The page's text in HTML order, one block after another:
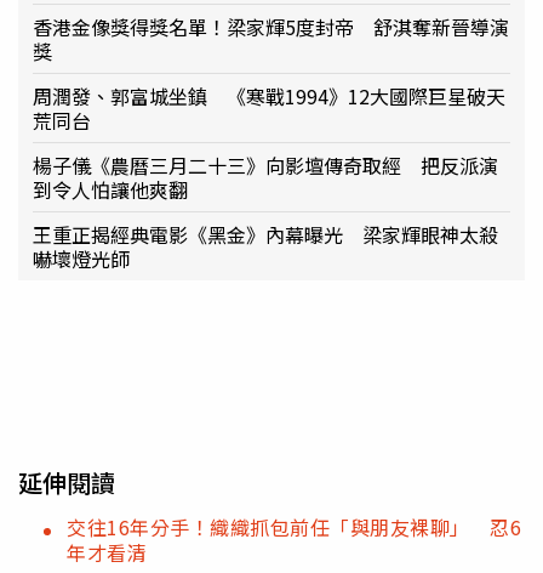
香港金像獎得獎名單！梁家輝5度封帝 舒淇奪新晉導演
獎
周潤發、郭富城坐鎮 《寒戰1994》12大國際巨星破天
荒同台
楊子儀《農曆三月二十三》向影壇傳奇取經 把反派演
到令人怕讓他爽翻
王重正揭經典電影《黑金》內幕曝光 梁家輝眼神太殺
嚇壞燈光師
延伸閱讀
交往16年分手！織織抓包前任「與朋友裸聊」 忍6
年才看清